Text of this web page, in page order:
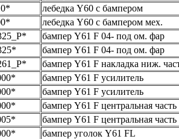
лебедка Y60 с бампером
лебедка Y60 с бампером мех.
бампер Y61 F 04- под ом. фар
бампер Y61 F 04- под ом. фар
бампер Y61 F накладка ниж.
бампер Y61 F усилитель
бампер Y61 F усилитель
бампер Y61 F центральная часть
бампер Y61 F центральная часть
бампер уголок Y61 FL